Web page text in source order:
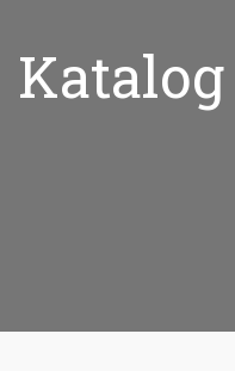
Katalog